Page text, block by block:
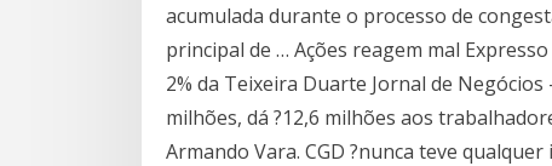
acumulada durante o processo de
principal de … Ações reagem mal
2% da Teixeira Duarte Jornal de
milhões, dá ?12,6 milhões aos
Armando Vara. CGD ?nunca teve